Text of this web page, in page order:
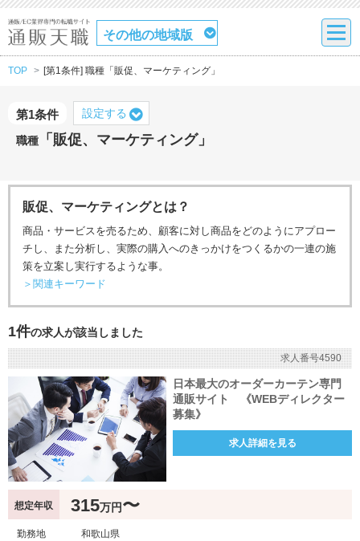
その他の地域版
TOP [第1条件] 職種「販促、マーケティング」
第1条件
職種 「販促、マーケティング」
設定する
販促、マーケティングとは？
商品・サービスを売るため、顧客に対し商品をどのようにアプロー
チし、また分析し、実際の購入へのきっかけをつくるかの一連の施
策を立案し実行するような事。
＞関連キーワード
1件の求人が該当しました
求人番号4590
日本最大のオーダーカーテン専門
通販サイト 《WEBディレクター
募集》
求人詳細を見る
想定年収 315万円〜
勤務地 和歌山県